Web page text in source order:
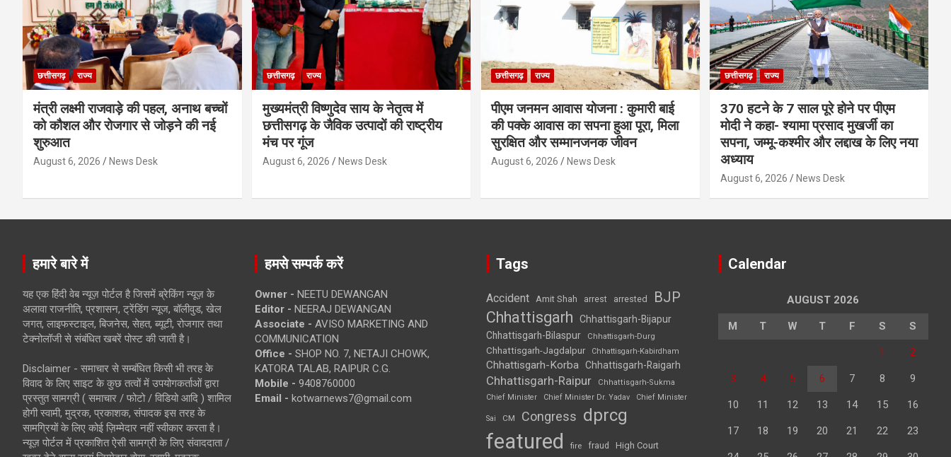
छत्तीसगढ़ राज्य
मंत्री लक्ष्मी राजवाड़े की पहल, अनाथ बच्चों
को कौशल और रोजगार से जोड़ने की नई
शुरुआत
August 6, 2026 News Desk
छत्तीसगढ़ राज्य
मुख्यमंत्री विष्णुदेव साय के नेतृत्व में
छत्तीसगढ़ के जैविक उत्पादों की राष्ट्रीय
मंच पर गूंज
August 6, 2026 News Desk
छत्तीसगढ़ राज्य
पीएम जनमन आवास योजना : कुमारी बाई
की पक्के आवास का सपना हुआ पूरा, मिला
सुरक्षित और सम्मानजनक जीवन
August 6, 2026 News Desk
छत्तीसगढ़ राज्य
370 हटने के 7 साल पूरे होने पर पीएम
मोदी ने कहा- श्यामा प्रसाद मुखर्जी का
सपना, जम्मू-कश्मीर और लद्दाख के लिए नया
अध्याय
August 6, 2026 News Desk
हमारे बारे में
यह एक हिंदी वेब न्यूज़ पोर्टल है जिसमें ब्रेकिंग न्यूज़ के
अलावा राजनीति, प्रशासन, ट्रेंडिंग न्यूज, बॉलीवुड, खेल
जगत, लाइफस्टाइल, बिजनेस, सेहत, ब्यूटी, रोजगार तथा
टेक्नोलॉजी से संबंधित खबरें पोस्ट की जाती है।
Disclaimer - समाचार से सम्बंधित किसी भी तरह के
विवाद के लिए साइट के कुछ तत्वों में उपयोगकर्ताओं द्वारा
प्रस्तुत सामग्री ( समाचार / फोटो / विडियो आदि ) शामिल
होगी स्वामी, मुद्रक, प्रकाशक, संपादक इस तरह के
सामग्रियों के लिए कोई ज़िम्मेदार नहीं स्वीकार करता है।
न्यूज़ पोर्टल में प्रकाशित ऐसी सामग्री के लिए संवाददाता /
हमसे सम्पर्क करें
Owner - NEETU DEWANGAN
Editor - NEERAJ DEWANGAN
Associate - AVISO MARKETING AND
COMMUNICATION
Office - SHOP NO. 7, NETAJI CHOWK,
KATORA TALAB, RAIPUR C.G.
Mobile - 9408760000
Email - kotwarnews7@gmail.com
Tags
Accident Amit Shah arrest arrested BJP
Chhattisgarh
Chhattisgarh-Bijapur
Chhattisgarh-Bilaspur
Chhattisgarh-Durg
Chhattisgarh-Jagdalpur Chhattisgarh-Kabirdham
Chhattisgarh-Korba Chhattisgarh-Raigarh
Chhattisgarh-Raipur
Chhattisgarh-Sukma
Chief Minister
Chief Minister Dr. Yadav Chief Minister
Sai CM Congress dprcg
featured fire fraud High Court
Calendar
AUGUST 2026
M T W T F S S
1 2
3 4 5 6 7 8 9
10 11 12 13 14 15 16
17 18 19 20 21 22 23